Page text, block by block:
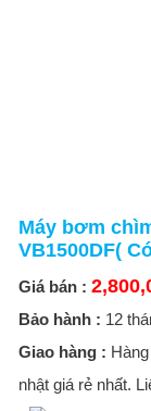
Máy bơm
VB1500DF(
Giá bán :
Bảo hành : 12
Giao hàng :
nhật giá rẻ nhất.